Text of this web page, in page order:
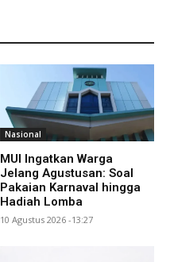
Nasional
MUI Ingatkan Warga
Jelang Agustusan: Soal
Pakaian Karnaval hingga
Hadiah Lomba
10 Agustus 2026 -13:27